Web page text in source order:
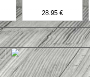
28.95 €